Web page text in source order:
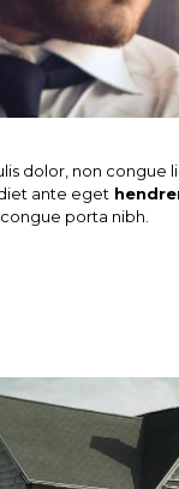
dolor, non congue
ante eget
porta nibh.